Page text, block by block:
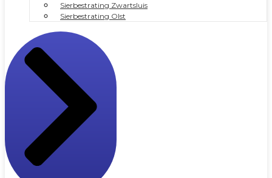
Sierbestrating Zwartsluis
Sierbestrating Olst